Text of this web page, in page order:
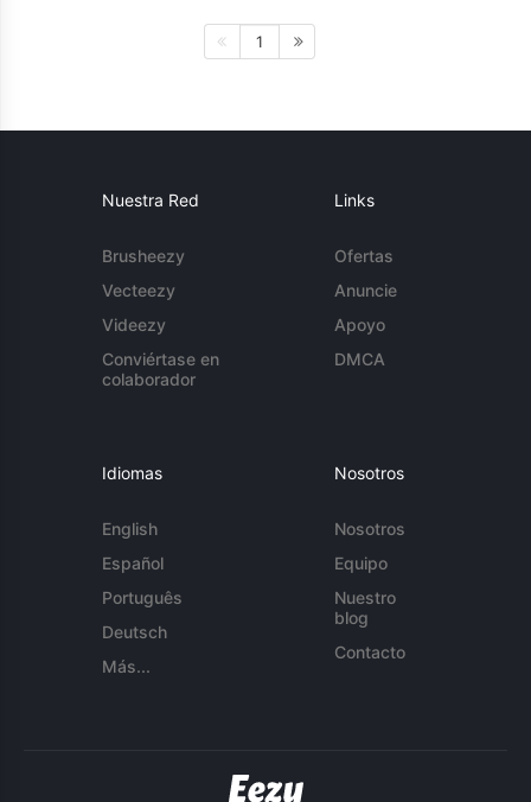
1
Nuestra Red
Brusheezy
Vecteezy
Videezy
Conviértase en
colaborador
Links
Ofertas
Anuncie
Apoyo
DMCA
Idiomas
English
Español
Português
Deutsch
Más...
Nosotros
Nosotros
Equipo
Nuestro
blog
Contacto